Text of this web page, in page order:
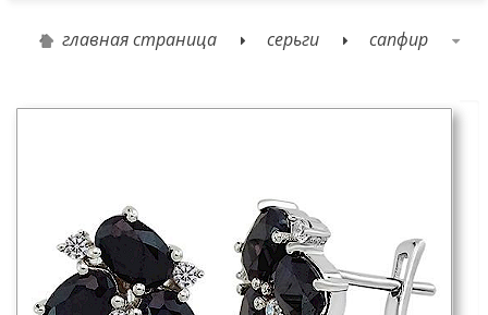
главная страница серьги сапфир